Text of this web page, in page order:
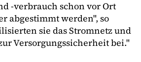
-verbrauch schon vor Ort
abgestimmt werden", so
sie das Stromnetz und
Versorgungssicherheit bei."